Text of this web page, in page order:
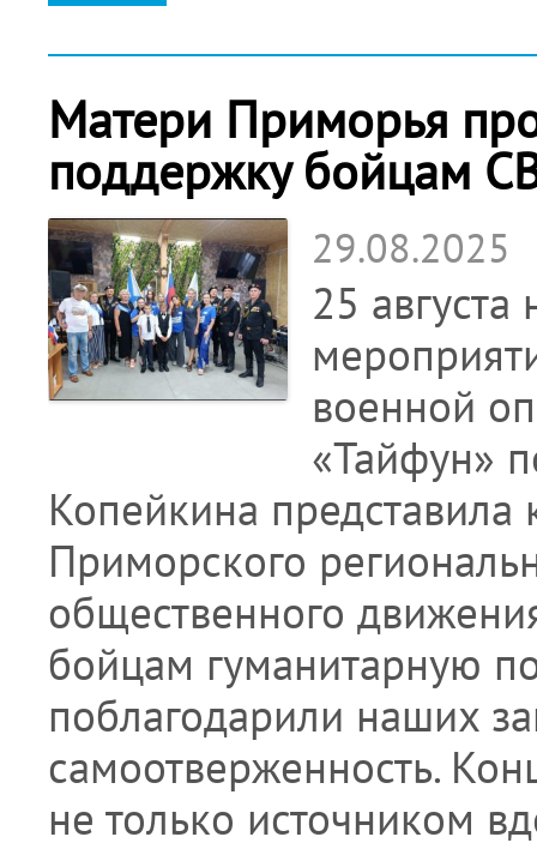
Матери Приморья
поддержку бойцам
29.08.2025
25
военной
«Тайфун»
Копейкина
Приморского
общественного
бойцам гуманитарную
поблагодарили наших
самоотверженность.
не только источником